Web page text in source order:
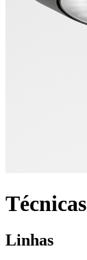
Técnicas
Linhas